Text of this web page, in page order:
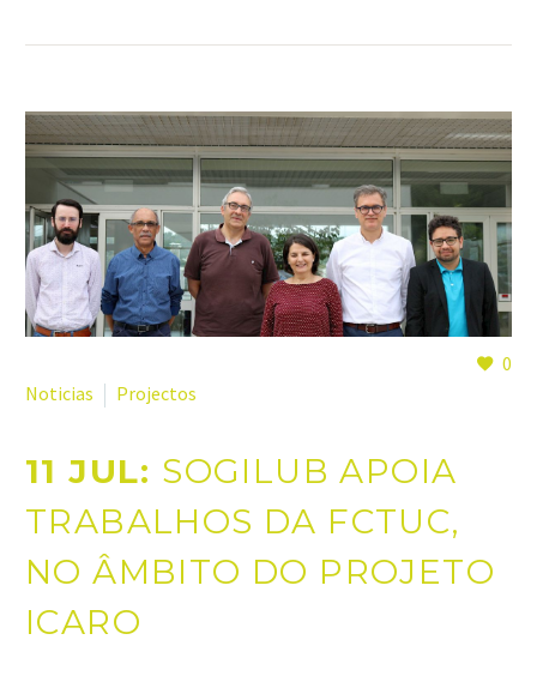
0
Noticias
Projectos
11 JUL: SOGILUB APOIA
TRABALHOS DA FCTUC,
NO ÂMBITO DO PROJETO
ICARO